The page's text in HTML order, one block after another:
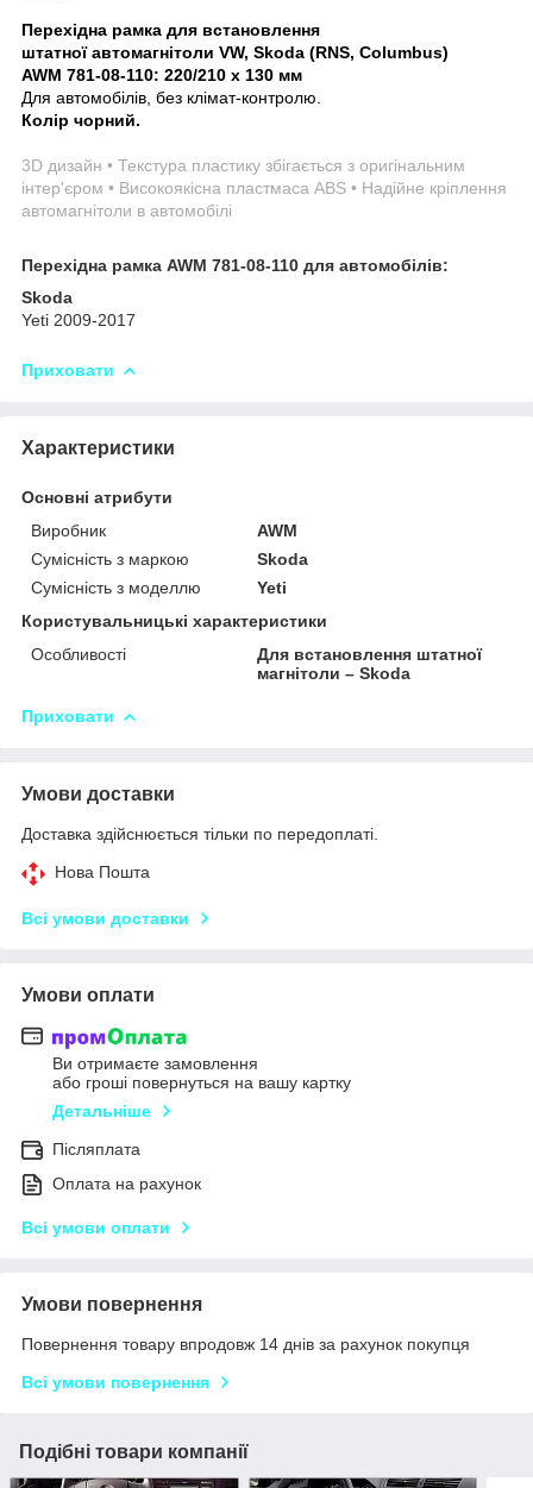
Перехідна рамка для встановлення
штатної автомагнітоли VW, Skoda (RNS, Columbus)
AWM 781-08-110: 220/210 x 130 мм
Для автомобілів, без клімат-контролю.
Колір чорний.
3D дизайн • Текстура пластику збігається з оригінальним
інтер'єром • Високоякісна пластмаса ABS • Надійне кріплення
автомагнітоли в автомобілі
Перехідна рамка AWM 781-08-110 для автомобілів:
Skoda
Yeti 2009-2017
Приховати
Характеристики
Основні атрибути
Виробник
AWM
Сумісність з маркою
Skoda
Сумісність з моделлю
Yeti
Користувальницькі характеристики
Особливості
Для встановлення штатної
магнітоли – Skoda
Приховати
Умови доставки
Доставка здійснюється тільки по передоплаті.
Нова Пошта
Всі умови доставки
Умови оплати
Ви отримаєте замовлення
або гроші повернуться на вашу картку
Детальніше
Післяплата
Оплата на рахунок
Всі умови оплати
Умови повернення
Повернення товару впродовж 14 днів за рахунок покупця
Всі умови повернення
Подібні товари компанії